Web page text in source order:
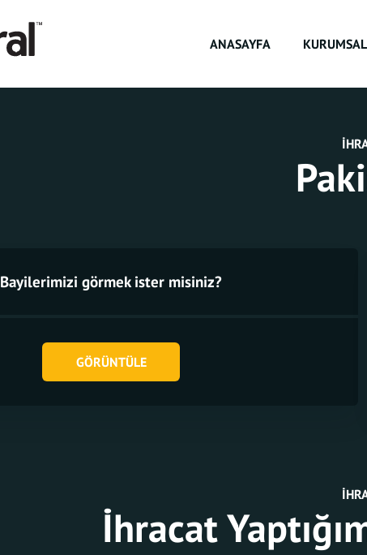
ANASAYFA KURUMSAL
Bayilerimizi görmek ister misiniz?
GÖRÜNTÜLE
İhracat